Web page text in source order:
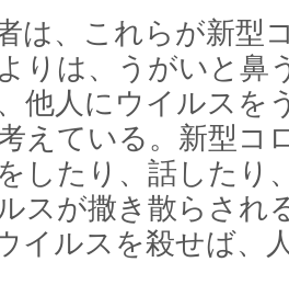
は、これらが新型
りは、うがいと鼻
他人にウイルスを
えている。新型コ
したり、話したり
スが撒き散らされ
イルスを殺せば、